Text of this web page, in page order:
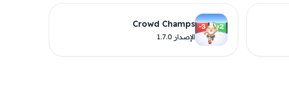
Crowd Champs
الإصدار 1.7.0